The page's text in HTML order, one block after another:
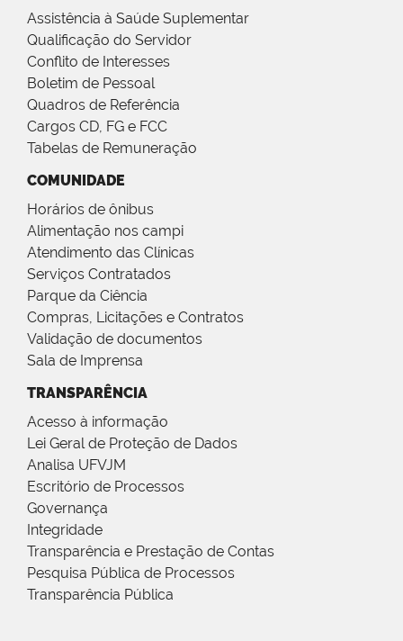
Assistência à Saúde Suplementar
Qualificação do Servidor
Conflito de Interesses
Boletim de Pessoal
Quadros de Referência
Cargos CD, FG e FCC
Tabelas de Remuneração
COMUNIDADE
Horários de ônibus
Alimentação nos campi
Atendimento das Clínicas
Serviços Contratados
Parque da Ciência
Compras, Licitações e Contratos
Validação de documentos
Sala de Imprensa
TRANSPARÊNCIA
Acesso à informação
Lei Geral de Proteção de Dados
Analisa UFVJM
Escritório de Processos
Governança
Integridade
Transparência e Prestação de Contas
Pesquisa Pública de Processos
Transparência Pública